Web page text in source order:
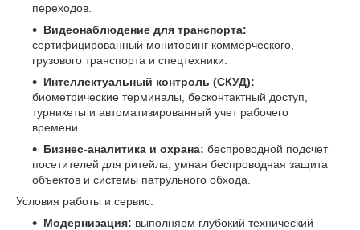
переходов.
Видеонаблюдение для транспорта:
сертифицированный мониторинг коммерческого,
грузового транспорта и спецтехники.
Интеллектуальный контроль (СКУД):
биометрические терминалы, бесконтактный доступ,
турникеты и автоматизированный учет рабочего
времени.
Бизнес-аналитика и охрана: беспроводной подсчет
посетителей для ритейла, умная беспроводная защита
объектов и системы патрульного обхода.
Условия работы и сервис:
Модернизация: выполняем глубокий технический